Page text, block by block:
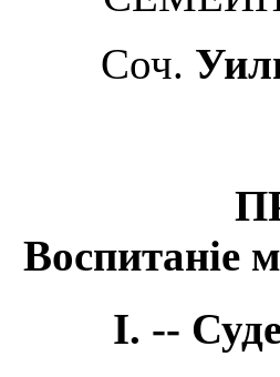
Соч.
Воспитаніе
I. --